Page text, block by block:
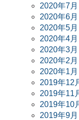
2020年7月
2020年6月
2020年5月
2020年4月
2020年3月
2020年2月
2020年1月
2019年12
2019年11
2019年10
2019年9月